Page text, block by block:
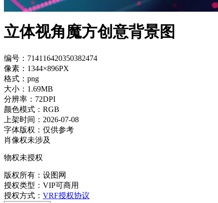
立体视角魔方创意背景图
编号：714116420350382474
像素：1344×896PX
格式：png
大小：1.69MB
分辨率：72DPI
颜色模式：RGB
上架时间：2026-07-08
字体版权：仅供参考
肖像权未涉及
物权未授权
版权所有：设图网
授权类型：VIP可商用
授权方式： VRF授权协议